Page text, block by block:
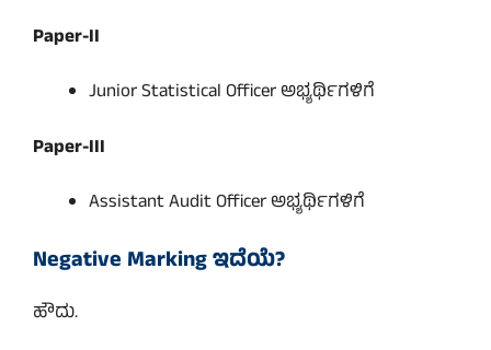
Paper-II
Junior Statistical Officer ಅಭ್ಯರ್ಥಿಗಳಿಗೆ
Paper-III
Assistant Audit Officer ಅಭ್ಯರ್ಥಿಗಳಿಗೆ
Negative Marking ಇದೆಯೆ?
ಹೌದು.